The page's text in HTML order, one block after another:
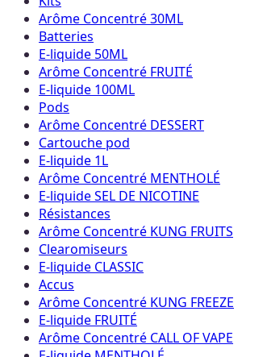
Arôme Concentré 30ML
Batteries
E-liquide 50ML
Arôme Concentré FRUITÉ
E-liquide 100ML
Pods
Arôme Concentré DESSERT
Cartouche pod
E-liquide 1L
Arôme Concentré MENTHOLÉ
E-liquide SEL DE NICOTINE
Résistances
Arôme Concentré KUNG FRUITS
Clearomiseurs
E-liquide CLASSIC
Accus
Arôme Concentré KUNG FREEZE
E-liquide FRUITÉ
Arôme Concentré CALL OF VAPE